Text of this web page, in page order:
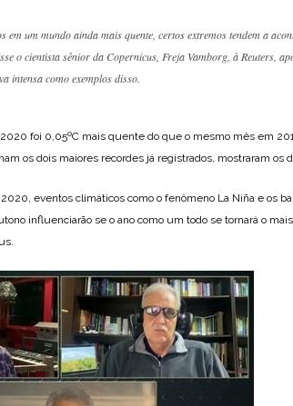
em um mundo ainda mais quente, certos extremos tendem a
o cientista sênior da Copernicus, Freja Vamborg, à Reuters,
intensa como exemplos disso.
foi 0,05ºC mais quente do que o mesmo mês em
os dois maiores recordes já registrados, mostraram os
eventos climáticos como o fenômeno La Niña e os
influenciarão se o ano como um todo se tornará o